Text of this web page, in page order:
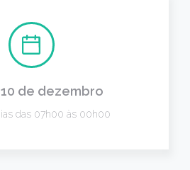
10 de dezembro
das 07h00 às 00h00